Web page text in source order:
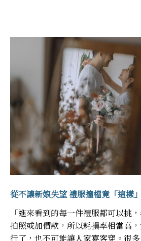
從不讓新娘失望 禮服撞檔竟「這樣
「進來看到的每一件禮服都可以挑
拍照或加價款，所以耗損率相當高
行了，也不可能讓人家宴客穿。很